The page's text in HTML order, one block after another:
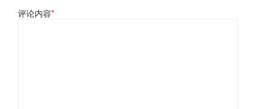
评论内容*